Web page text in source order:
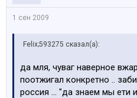
1 сен 2009
Felix;593275 сказал(а):
да мля, чуваг наверное
поотжигал конкретно ..
россия ... "да знаем мы ети